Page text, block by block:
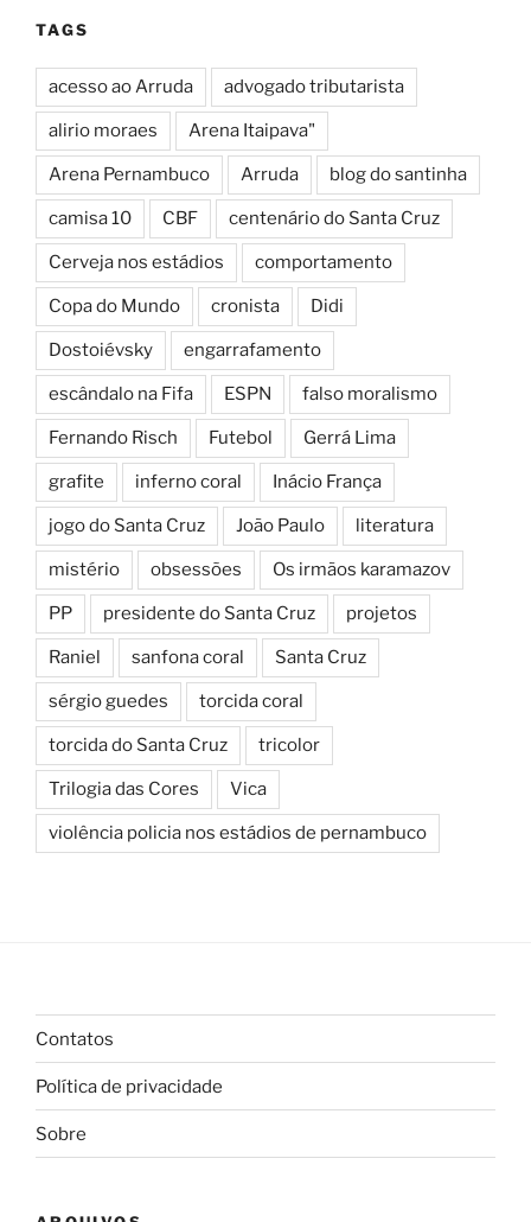
TAGS
acesso ao Arruda advogado tributarista
alirio moraes Arena Itaipava"
Arena Pernambuco Arruda blog do santinha
camisa 10 CBF centenário do Santa Cruz
Cerveja nos estádios comportamento
Copa do Mundo cronista Didi
Dostoiévsky engarrafamento
escândalo na Fifa ESPN falso moralismo
Fernando Risch Futebol Gerrá Lima
grafite inferno coral Inácio França
jogo do Santa Cruz João Paulo literatura
mistério obsessões Os irmãos karamazov
PP presidente do Santa Cruz projetos
Raniel sanfona coral Santa Cruz
sérgio guedes torcida coral
torcida do Santa Cruz tricolor
Trilogia das Cores Vica
violência policia nos estádios de pernambuco
Contatos
Política de privacidade
Sobre